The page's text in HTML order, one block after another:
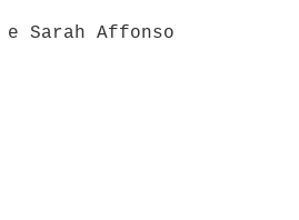
e Sarah Affonso